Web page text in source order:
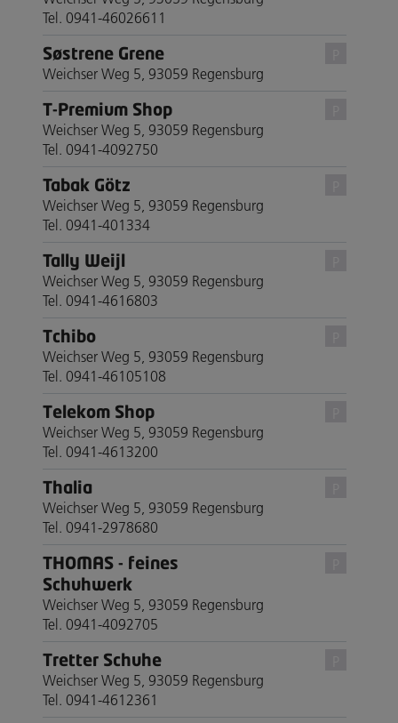
Tel. 0941-46026611
Søstrene Grene
Weichser Weg 5, 93059 Regensburg
T-Premium Shop
Weichser Weg 5, 93059 Regensburg
Tel. 0941-4092750
Tabak Götz
Weichser Weg 5, 93059 Regensburg
Tel. 0941-401334
Tally Weijl
Weichser Weg 5, 93059 Regensburg
Tel. 0941-4616803
Tchibo
Weichser Weg 5, 93059 Regensburg
Tel. 0941-46105108
Telekom Shop
Weichser Weg 5, 93059 Regensburg
Tel. 0941-4613200
Thalia
Weichser Weg 5, 93059 Regensburg
Tel. 0941-2978680
THOMAS - feines
Schuhwerk
Weichser Weg 5, 93059 Regensburg
Tel. 0941-4092705
Tretter Schuhe
Weichser Weg 5, 93059 Regensburg
Tel. 0941-4612361